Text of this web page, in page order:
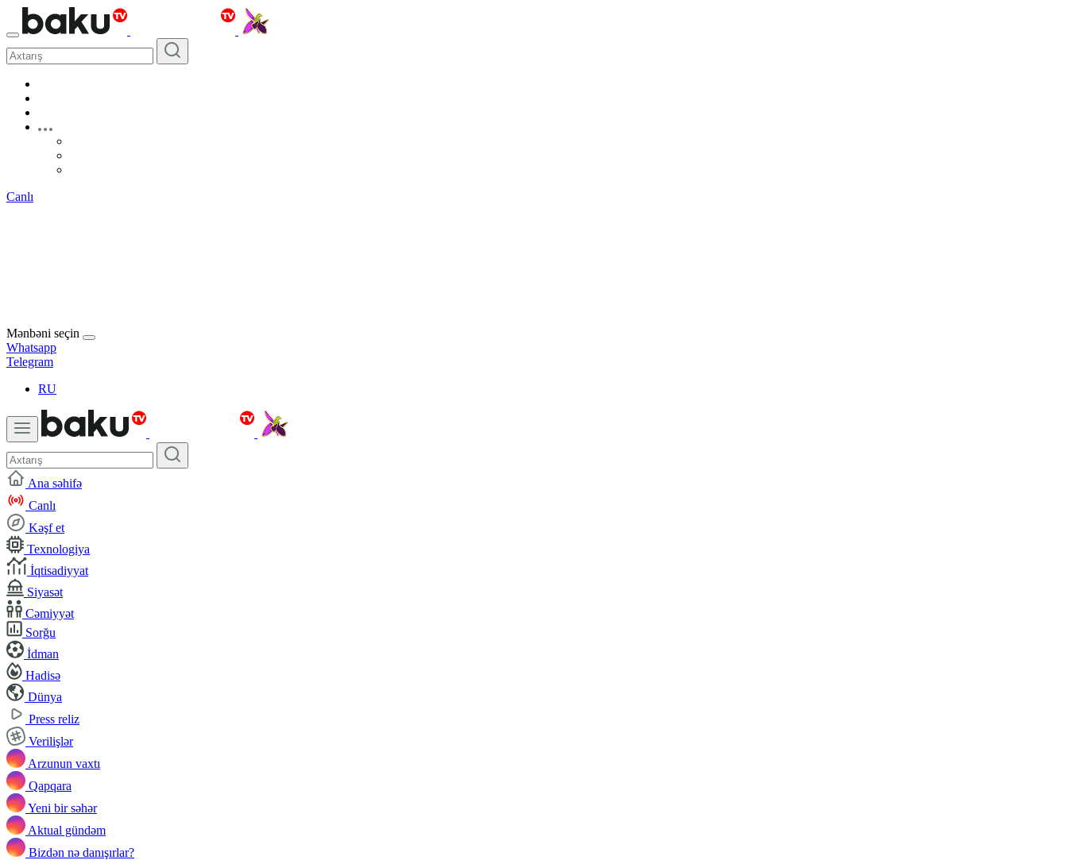
Canlı
Mənbəni seçin
Whatsapp
Telegram
RU
Ana səhifə
Canlı
Kəşf et
Texnologiya
İqtisadiyyat
Siyasət
Cəmiyyət
Sorğu
İdman
Hadisə
Dünya
Press reliz
Verilişlər
Arzunun vaxtı
Qapqara
Yeni bir səhər
Aktual gündəm
Bizdən nə danışırlar?